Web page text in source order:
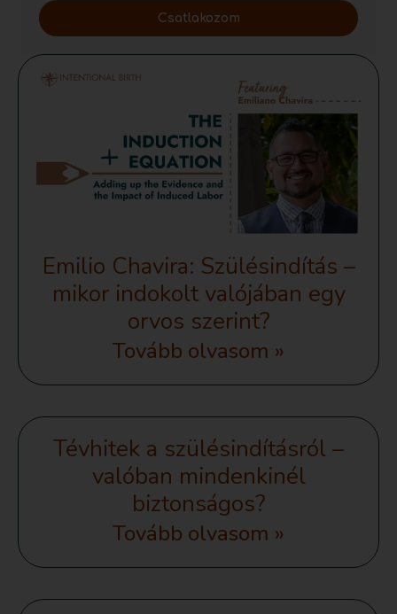
Csatlakozom
Emilio Chavira: Szülésindítás –
mikor indokolt valójában egy
orvos szerint?
Tovább olvasom »
Tévhitek a szülésindításról –
valóban mindenkinél
biztonságos?
Tovább olvasom »